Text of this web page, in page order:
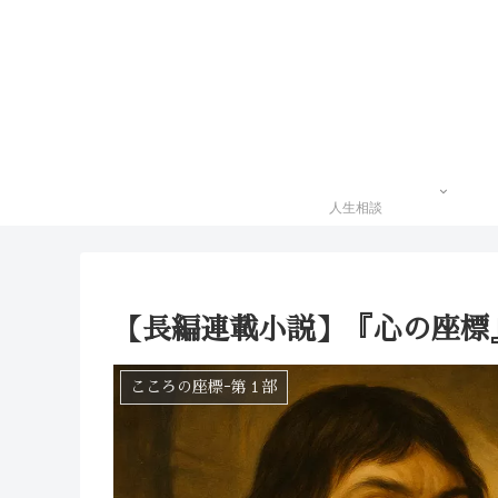
人生相談
【長編連載小説】『心の座
こころの座標ｰ第１部